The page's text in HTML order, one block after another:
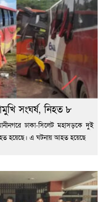
সংঘর্ষ, নিহত ৮
ঢাকা-সিলেট মহাসড়কে দুই
হয়েছে। এ ঘটনায় আহত হয়েছে